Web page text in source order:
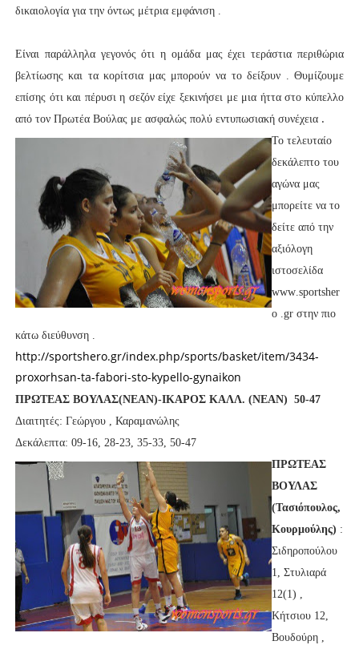
δικαιολογία για την όντως μέτρια εμφάνιση .
Είναι παράλληλα γεγονός ότι η ομάδα μας έχει τεράστια περιθώρια
βελτίωσης και τα κορίτσια μας μπορούν να το δείξουν . Θυμίζουμε
επίσης ότι και πέρυσι η σεζόν είχε ξεκινήσει με μια ήττα στο κύπελλο
από τον Πρωτέα Βούλας με ασφαλώς πολύ εντυπωσιακή συνέχεια .
Το τελευταίο
δεκάλεπτο του
αγώνα μας
μπορείτε να το
δείτε από την
αξιόλογη
ιστοσελίδα
www.sportsher
o .gr στην πιο
κάτω διεύθυνση .
http://sportshero.gr/index.php/sports/basket/item/3434-
proxorhsan-ta-fabori-sto-kypello-gynaikon
ΠΡΩΤΕΑΣ ΒΟΥΛΑΣ(ΝΕΑΝ)-ΙΚΑΡΟΣ ΚΑΛΛ. (ΝΕΑΝ) 50-47
Διαιτητές: Γεώργου , Καραμανώλης
Δεκάλεπτα: 09-16, 28-23, 35-33, 50-47
ΠΡΩΤΕΑΣ
ΒΟΥΛΑΣ
(Τασιόπουλος,
Κουρμούλης) :
Σιδηροπούλου
1, Στυλιαρά
12(1) ,
Κήτσιου 12,
Βουδούρη ,